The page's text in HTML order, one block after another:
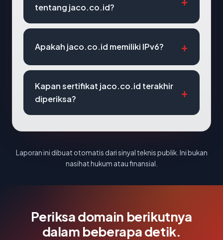
tentang jaco.co.id?
Apakah jaco.co.id memiliki IPv6?
Kapan sertifikat jaco.co.id terakhir
diperiksa?
Laporan ini dibuat otomatis dari sinyal teknis publik. Ini bukan
nasihat hukum atau finansial.
Periksa domain berikutnya
dalam beberapa detik.